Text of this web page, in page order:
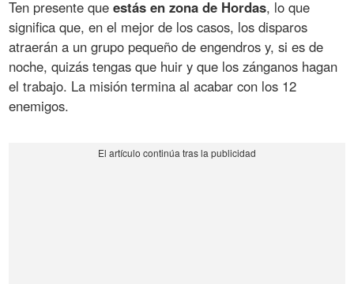
Ten presente queestás en zona de Hordas, lo que
significa que, en el mejor de los casos, los disparos
atraerán a un grupo pequeño de engendros y, si es de
noche, quizás tengas que huir y que los zánganos hagan
el trabajo. La misión termina al acabar con los 12
enemigos.